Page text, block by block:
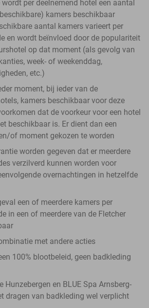
per deelnemend hotel een aantal
kamers beschikbaar
aantal kamers varieert per
en wordt beïnvloed door de populariteit
op dat moment (als gevolg van
week- of weekenddag,
etc.)
moment, bij ieder van de
kamers beschikbaar voor deze
dat de voorkeur voor een hotel
beschikbaar is. Er dient dan een
of moment gekozen te worden
worden gegeven dat er meerdere
verzilverd kunnen worden voor
overnachtingen in hetzelfde
een of meerdere kamers per
in een of meerdere van de Fletcher
met andere acties
100% blootbeleid, geen badkleding
Hunzebergen en BLUE Spa Arnsberg-
dragen van badkleding wel verplicht